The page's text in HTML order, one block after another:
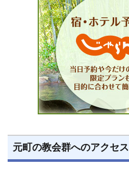
元町の教会群へのアクセス